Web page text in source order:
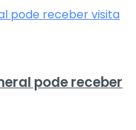
pode receber